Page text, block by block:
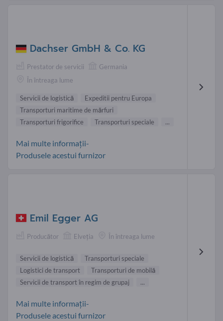
Dachser GmbH & Co. KG
Prestator de servicii
Germania
În întreaga lume
Servicii de logistică
Expeditii pentru Europa
Transporturi maritime de mărfuri
Transporturi frigorifice
Transporturi speciale ...
Mai multe informații-
Produsele acestui furnizor
Emil Egger AG
Producător Elveţia În întreaga lume
Servicii de logistică
Transporturi speciale
Logistici de transport
Transporturi de mobilă
Servicii de transport în regim de grupaj
...
Mai multe informații-
Produsele acestui furnizor